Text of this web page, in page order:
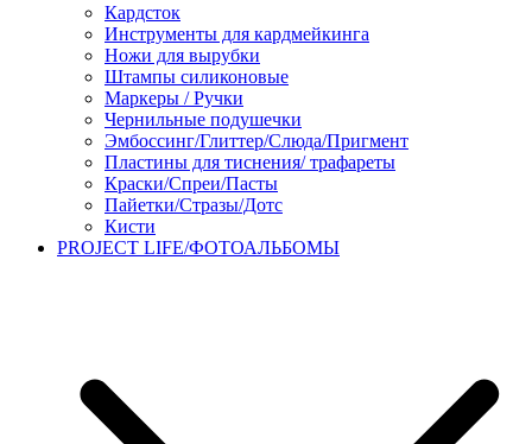
Кардсток
Инструменты для кардмейкинга
Ножи для вырубки
Штампы силиконовые
Маркеры / Ручки
Чернильные подушечки
Эмбоссинг/Глиттер/Слюда/Пригмент
Пластины для тиснения/ трафареты
Краски/Спреи/Пасты
Пайетки/Стразы/Дотс
Кисти
PROJECT LIFE/ФОТОАЛЬБОМЫ